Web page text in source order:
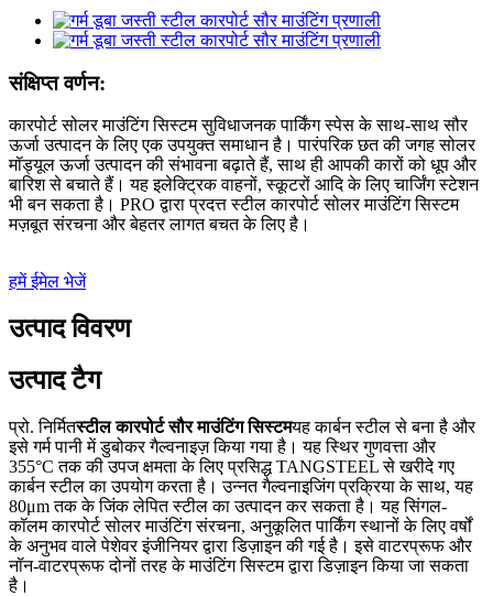
संक्षिप्त वर्णन:
कारपोर्ट सोलर माउंटिंग सिस्टम सुविधाजनक पार्किंग स्पेस के साथ-साथ सौर
ऊर्जा उत्पादन के लिए एक उपयुक्त समाधान है। पारंपरिक छत की जगह सोलर
मॉड्यूल ऊर्जा उत्पादन की संभावना बढ़ाते हैं, साथ ही आपकी कारों को धूप और
बारिश से बचाते हैं। यह इलेक्ट्रिक वाहनों, स्कूटरों आदि के लिए चार्जिंग स्टेशन
भी बन सकता है। PRO द्वारा प्रदत्त स्टील कारपोर्ट सोलर माउंटिंग सिस्टम
मज़बूत संरचना और बेहतर लागत बचत के लिए है।
हमें ईमेल भेजें
उत्पाद विवरण
उत्पाद टैग
प्रो. निर्मितस्टील कारपोर्ट सौर माउंटिंग सिस्टमयह कार्बन स्टील से बना है और
इसे गर्म पानी में डुबोकर गैल्वनाइज़ किया गया है। यह स्थिर गुणवत्ता और
355°C तक की उपज क्षमता के लिए प्रसिद्ध TANGSTEEL से खरीदे गए
कार्बन स्टील का उपयोग करता है। उन्नत गैल्वनाइजिंग प्रक्रिया के साथ, यह
80μm तक के जिंक लेपित स्टील का उत्पादन कर सकता है। यह सिंगल-
कॉलम कारपोर्ट सोलर माउंटिंग संरचना, अनुकूलित पार्किंग स्थानों के लिए वर्षों
के अनुभव वाले पेशेवर इंजीनियर द्वारा डिज़ाइन की गई है। इसे वाटरप्रूफ और
नॉन-वाटरप्रूफ दोनों तरह के माउंटिंग सिस्टम द्वारा डिज़ाइन किया जा सकता
है।